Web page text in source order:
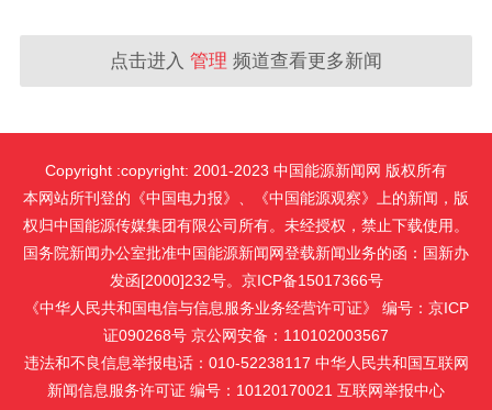
点击进入 管理 频道查看更多新闻
Copyright :copyright: 2001-2023 中国能源新闻网 版权所有
本网站所刊登的《中国电力报》、《中国能源观察》上的新闻，版
权归中国能源传媒集团有限公司所有。未经授权，禁止下载使用。
国务院新闻办公室批准中国能源新闻网登载新闻业务的函：国新办
发函[2000]232号。京ICP备15017366号
《中华人民共和国电信与信息服务业务经营许可证》 编号：京ICP
证090268号 京公网安备：110102003567
违法和不良信息举报电话：010-52238117 中华人民共和国互联网
新闻信息服务许可证 编号：10120170021 互联网举报中心